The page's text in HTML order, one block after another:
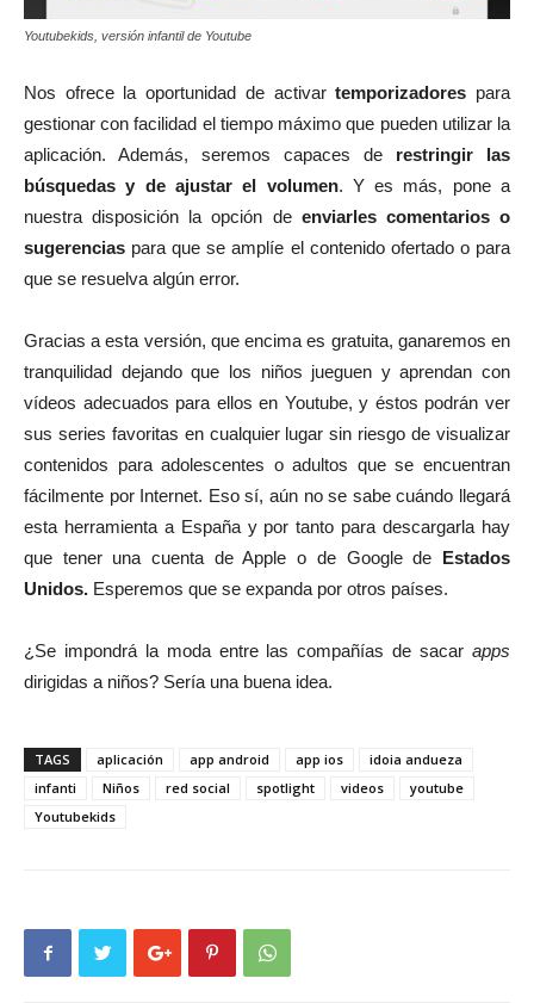
Youtubekids, versión infantil de Youtube
Nos ofrece la oportunidad de activartemporizadores para
gestionar con facilidad el tiempo máximo que pueden utilizar la
aplicación. Además, seremos capaces de restringir las
búsquedas y de ajustar el volumen. Y es más, pone a
nuestra disposición la opción de enviarles comentarios o
sugerencias para que se amplíe el contenido ofertado o para
que se resuelva algún error.
Gracias a esta versión, que encima es gratuita, ganaremos en
tranquilidad dejando que los niños jueguen y aprendan con
vídeos adecuados para ellos en Youtube, y éstos podrán ver
sus series favoritas en cualquier lugar sin riesgo de visualizar
contenidos para adolescentes o adultos que se encuentran
fácilmente por Internet. Eso sí, aún no se sabe cuándo llegará
esta herramienta a España y por tanto para descargarla hay
que tener una cuenta de Apple o de Google de Estados
Unidos. Esperemos que se expanda por otros países.
¿Se impondrá la moda entre las compañías de sacar apps
dirigidas a niños? Sería una buena idea.
TAGS aplicación app android app ios
idoia andueza
infanti
Niños red social spotlight videos
youtube
Youtubekids